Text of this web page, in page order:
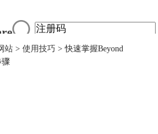
首页
站> 使用技巧 > 快速掌握Beyond
骤